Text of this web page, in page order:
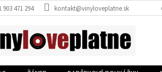
903 471 294 kontakt@vinyloveplatne.sk